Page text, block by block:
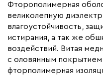
Гарантия (год)
Срок службы(год)
Область применения
Тип кабеля
Фторополимерная
великолепную
влагоустойчивость,
истирания, а так же
воздействий. Витая
с оловянным покрытием
фторполимерная